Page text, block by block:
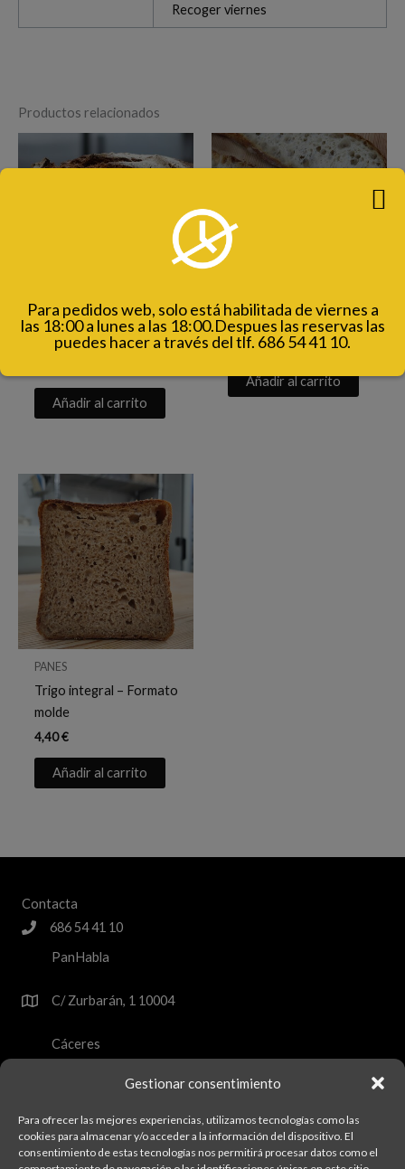
Gestionar consentimiento
Para ofrecer las mejores experiencias, utilizamos tecnologías como las
cookies para almacenar y/o acceder a la información del dispositivo. El
consentimiento de estas tecnologías nos permitirá procesar datos como el
Recoger viernes
Productos relacionados
Mezcla (centeno
Integral, trigo)
Añadir al carrito
Chapatina
1,70 €
Añadir al carrito
PANES
Trigo integral – Formato
molde
4,40€
Añadir al carrito
Contacta
686 54 41 10
PanHabla
C/ Zurbarán, 1 10004
Cáceres
Para pedidos web, solo está habilitada de viernes a
las 18:00 a lunes a las 18:00.Despues las reservas las
puedes hacer a través del tlf. 686 54 41 10.